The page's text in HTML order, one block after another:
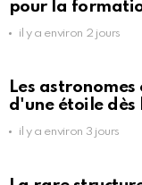
pour la
il y a environ 2 jours
Les
d'une étoile
il y a environ 3 jours